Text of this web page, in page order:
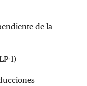
de la
1)